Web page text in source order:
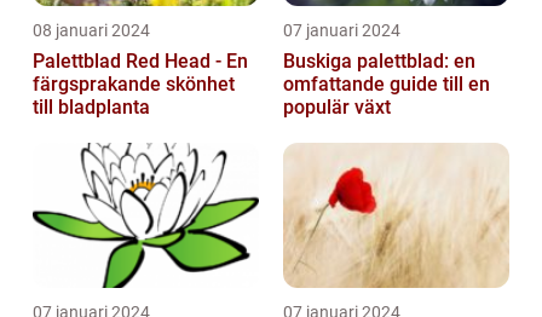
08 januari 2024
Palettblad Red Head - En
färgsprakande skönhet
till bladplanta
07 januari 2024
Buskiga palettblad: en
omfattande guide till en
populär växt
07 januari 2024 07 januari 2024